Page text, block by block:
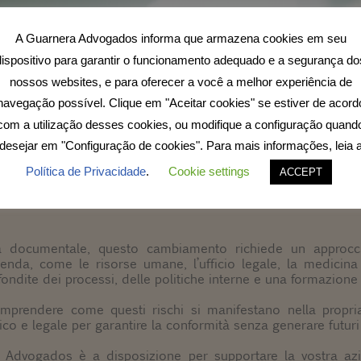
aziende, indipendentemente dalle dimensioni,
all’interno del proprio Programma di Gestione dei
un passo importante verso la costruzione
di lavoro valutino e controllino i cosiddetti rischi
carico di lavoro, tra altri fattori che influiscono
questo cambiamento richiede un
come le risorse umane, l’ufficio legale, la
dei processi, delle politiche interne e una
come questi rischi si manifestano nella
e legale per garantire la conformità senza generare
è a disposizione per supportare la vostra
A Guarnera Advogados informa que armazena cookies em seu
para garantir o funcionamento adequado e a segurança
nossos websites, e para oferecer a você a melhor experiência de
possível. Clique em "Aceitar cookies" se estiver de
a utilização desses cookies, ou modifique a configuração
desejar em "Configuração de cookies". Para mais informações, leia
Política de Privacidade. Cookie settings ACCEPT